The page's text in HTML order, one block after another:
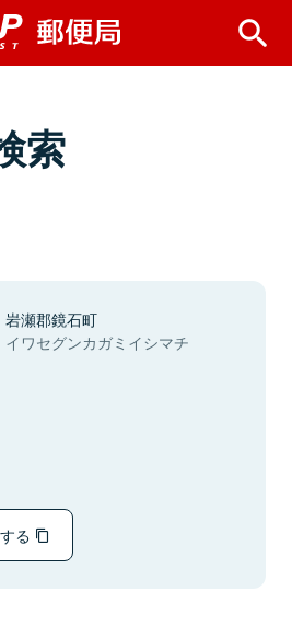
索
岩瀬郡鏡石町
イワセグンカガミイシマチ
る